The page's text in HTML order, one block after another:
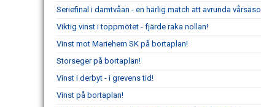
Seriefinal i damtvåan - en härlig match att avrunda
Viktig vinst i toppmötet - fjärde raka nollan!
Vinst mot Mariehem SK på bortaplan!
Storseger på bortaplan!
Vinst i derbyt - i grevens tid!
Vinst på bortaplan!